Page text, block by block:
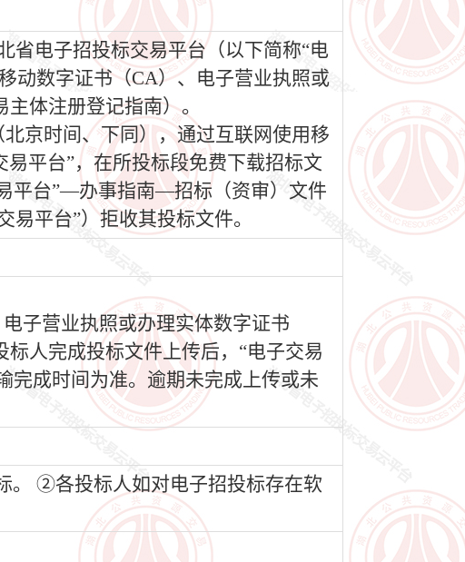
省电子招投标交易平台（以下简称“电
动数字证书（CA）、电子营业执照或
体注册登记指南）。
京时间、下同），通过互联网使用移
平台”，在所投标段免费下载招标文
平台”—办事指南—招标（资审）文件
平台”）拒收其投标文件。
子营业执照或办理实体数字证书
标人完成投标文件上传后，“电子交易
完成时间为准。逾期未完成上传或未
。 ②各投标人如对电子招投标存在软